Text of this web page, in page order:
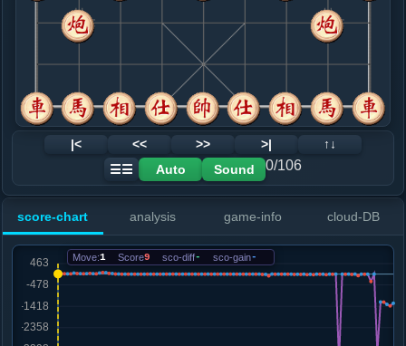
.....车２退１
10. 马六进五
红+5
马六进七
.....砲８进１
红+5
黑+2
车二进二
.....马５进７
红+0
12. 炮五进五
黑+2
红+0
13. 相七进五
黑+2
车八进一
.....马７进５
黑+1
15. 车八进一
黑+1
.....卒７进１
16. 兵三进一
|< << >> >|
↑↓
☰☰
Auto Sound 0/106
score-chart analysis game-info cloud-DB
Move:1 Score9 sco-diff- sco-gain-